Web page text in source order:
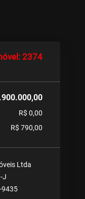
2374
R$ 0,00
R$ 790,00
Ltda
J
9435